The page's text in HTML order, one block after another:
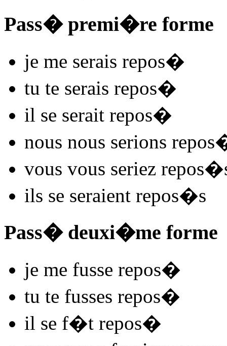
Pass� premi�re forme
je me serais repos�
tu te serais repos�
il se serait repos�
nous nous serions repos
vous vous seriez repos
ils se seraient repos�s
Pass� deuxi�me forme
je me fusse repos�
tu te fusses repos�
il se f�t repos�